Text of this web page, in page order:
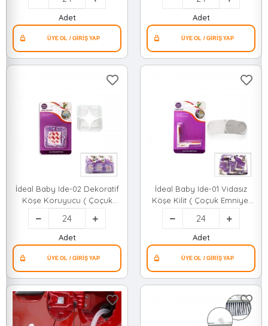
Emniyet )*24x10
Adet
Adet
İdeal Baby Ide-02 Dekoratif
Köşe Koruyucu ( Çoçuk
Emniyet )*24x10
Adet
İdeal Baby Ide-01 Vidasız
Köşe Kilit ( Çoçuk Emniyet
)*24x10
Adet